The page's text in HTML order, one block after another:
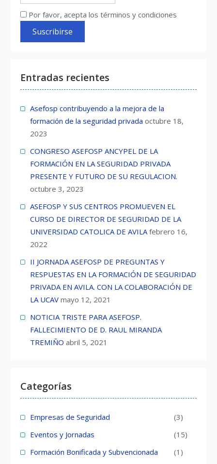
Por favor, acepta los términos y condiciones
Entradas recientes
Asefosp contribuyendo a la mejora de la
formación de la seguridad privada octubre 18,
2023
CONGRESO ASEFOSP ANCYPEL DE LA
FORMACIÓN EN LA SEGURIDAD PRIVADA
PRESENTE Y FUTURO DE SU REGULACION.
octubre 3, 2023
ASEFOSP Y SUS CENTROS PROMUEVEN EL
CURSO DE DIRECTOR DE SEGURIDAD DE LA
UNIVERSIDAD CATOLICA DE AVILA febrero 16,
2022
II JORNADA ASEFOSP DE PREGUNTAS Y
RESPUESTAS EN LA FORMACIÓN DE SEGURIDAD
PRIVADA EN AVILA. CON LA COLABORACIÓN DE
LA UCAV mayo 12, 2021
NOTICIA TRISTE PARA ASEFOSP.
FALLECIMIENTO DE D. RAUL MIRANDA
TREMIÑO abril 5, 2021
Categorías
Empresas de Seguridad
(3)
Eventos y Jornadas
(15)
Formación Bonificada y Subvencionada
(1)